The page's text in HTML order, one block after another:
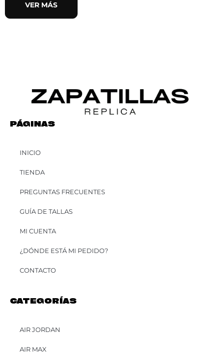
VER MÁS
PÁGINAS
INICIO
TIENDA
PREGUNTAS FRECUENTES
GUÍA DE TALLAS
MI CUENTA
¿DÓNDE ESTÁ MI PEDIDO?
CONTACTO
CATEGORÍAS
AIR JORDAN
AIR MAX